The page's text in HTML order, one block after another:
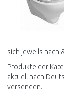
sich jeweils nach
Produkte der
aktuell nach
versenden.